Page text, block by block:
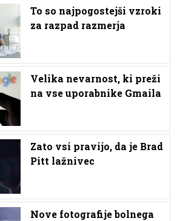
To so najpogostejši vzroki
za razpad razmerja
Velika nevarnost, ki preži
na vse uporabnike Gmaila
Zato vsi pravijo, da je Brad
Pitt lažnivec
Nove fotografije bolnega